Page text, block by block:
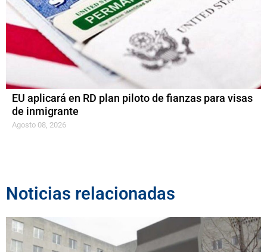
EU aplicará en RD plan piloto de fianzas para visas
de inmigrante
Agosto 08, 2026
Noticias relacionadas